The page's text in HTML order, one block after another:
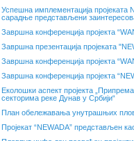
Успешна имплементација пројеката
сарадње представљени
Завршна конференција пројекта
Завршна презентација пројеката
Завршна конференција пројекта
Завршна конференција пројекта
Еколошки аспект пројекта
секторима реке Дунав у Србији“
План обележавања унутрашњих
Пројекат “NEWADA” представљен